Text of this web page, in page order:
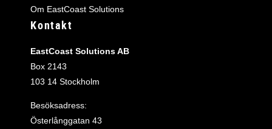
Om EastCoast Solutions
Kontakt
EastCoast Solutions AB
Box 2143
103 14 Stockholm
Besöksadress:
Österlånggatan 43